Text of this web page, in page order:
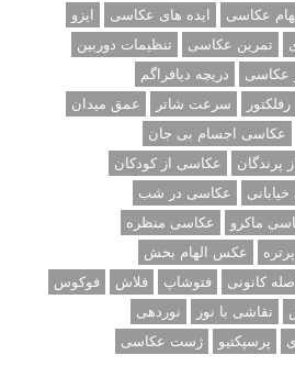
عکاسی ایده های عکاسی
ایزو
تمرین عکاسی
تنظیمات دوربین
عکاسی
دریچه دیافراگم
رفلکتور سرعت شاتر
عمق میدان
عکاسی اجسام بی جان
پرندگان
عکاسی از کودکان
عکاسی در شب
ماکرو
عکاسی منظره
عکس الهام بخش
کانونی فتوشاپ فلاش
فوکوس
نقاشی با نور
نوردهی
پرسپکتیو ژست عکاسی